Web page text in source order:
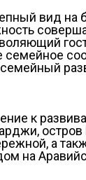
вид
семейное
к
остров
а
на